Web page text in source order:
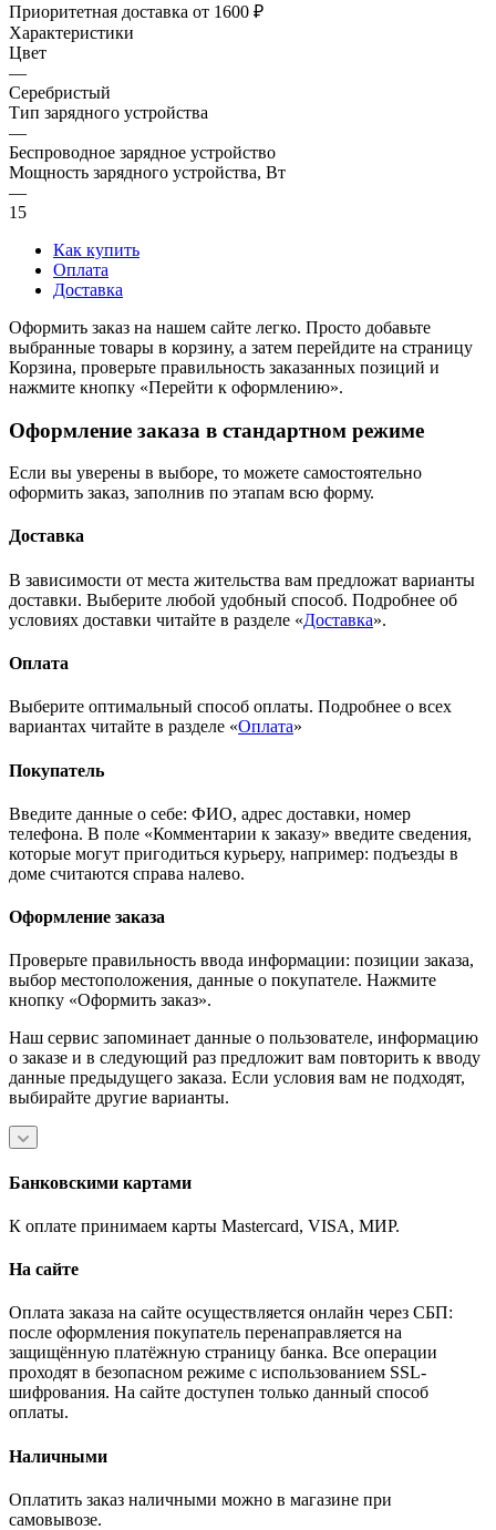
Приоритетная доставка от 1600 ₽
Характеристики
Цвет
—
Серебристый
Тип зарядного устройства
—
Беспроводное зарядное устройство
Мощность зарядного устройства, Вт
—
15
Как купить
Оплата
Доставка
Оформить заказ на нашем сайте легко. Просто добавьте
выбранные товары в корзину, а затем перейдите на страницу
Корзина, проверьте правильность заказанных позиций и
нажмите кнопку «Перейти к оформлению».
Оформление заказа в стандартном режиме
Если вы уверены в выборе, то можете самостоятельно
оформить заказ, заполнив по этапам всю форму.
Доставка
В зависимости от места жительства вам предложат варианты
доставки. Выберите любой удобный способ. Подробнее об
условиях доставки читайте в разделе «Доставка».
Оплата
Выберите оптимальный способ оплаты. Подробнее о всех
вариантах читайте в разделе «Оплата»
Покупатель
Введите данные о себе: ФИО, адрес доставки, номер
телефона. В поле «Комментарии к заказу» введите сведения,
которые могут пригодиться курьеру, например: подъезды в
доме считаются справа налево.
Оформление заказа
Проверьте правильность ввода информации: позиции заказа,
выбор местоположения, данные о покупателе. Нажмите
кнопку «Оформить заказ».
Наш сервис запоминает данные о пользователе, информацию
о заказе и в следующий раз предложит вам повторить к вводу
данные предыдущего заказа. Если условия вам не подходят,
выбирайте другие варианты.
Банковскими картами
К оплате принимаем карты Mastercard, VISA, МИР.
На сайте
Оплата заказа на сайте осуществляется онлайн через СБП:
после оформления покупатель перенаправляется на
защищённую платёжную страницу банка. Все операции
проходят в безопасном режиме с использованием SSL-
шифрования. На сайте доступен только данный способ
оплаты.
Наличными
Оплатить заказ наличными можно в магазине при
самовывозе.